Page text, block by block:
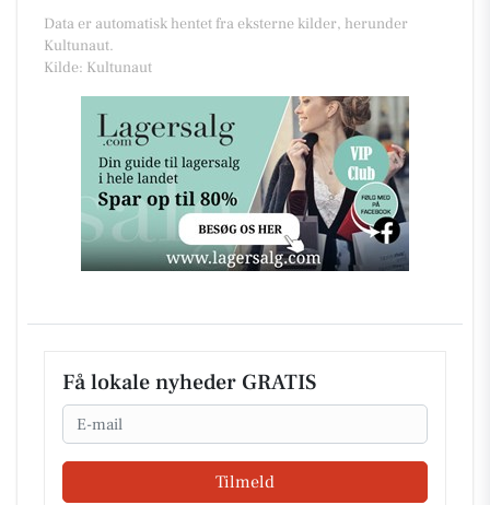
Data er automatisk hentet fra eksterne kilder, herunder
Kultunaut.
Kilde: Kultunaut
Få lokale nyheder GRATIS
Email
Tilmeld